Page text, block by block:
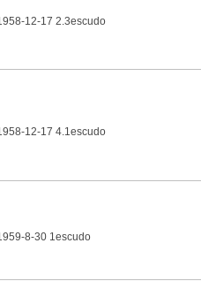
12-17 2.3escudo
12-17 4.1escudo
8-30 1escudo